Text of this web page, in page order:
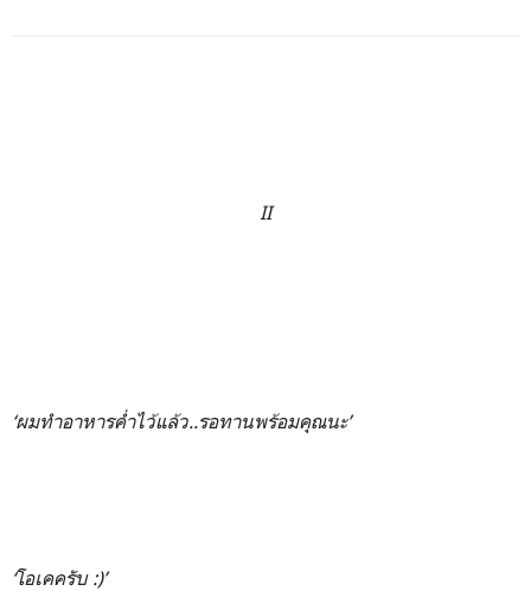
II
‘ผมทำอาหารค่ำไว้แล้ว..รอทานพร้อมคุณนะ’
‘โอเคครับ :)’